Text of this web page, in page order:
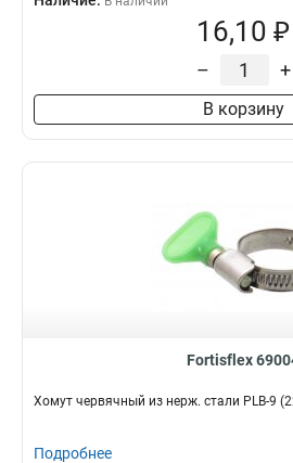
16,10 ₽
– +
В корзину
Fortisflex
Хомут червячный из нерж. стали PLB-9
Подробнее